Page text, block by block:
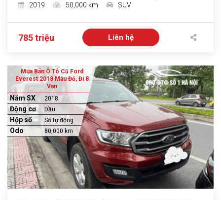
2019
50,000 km SUV
785 triệu Liên hệ
Mua Bán Ô Tô Cũ Ford
Everest 2018 Màu Đỏ, Đi 8
Vạn
Năm SX 2018
Động cơ Dầu
Hộp số Số tự động
Odo 80,000 km